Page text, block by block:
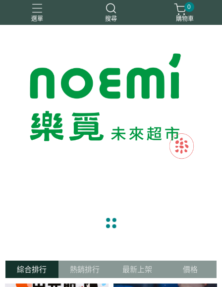
選單 搜尋
0
購物車
綜合排行 熱銷排行 最新上架 價格